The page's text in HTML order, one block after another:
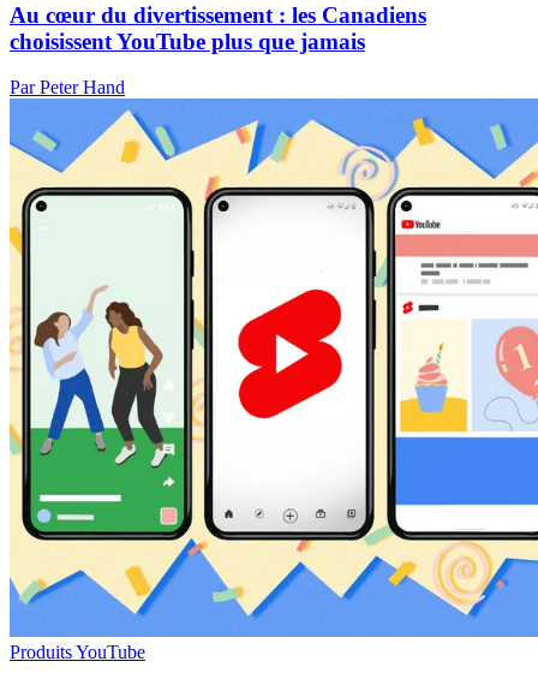
Au cœur du divertissement : les Canadiens
choisissent YouTube plus que jamais
Par Peter Hand
Produits YouTube